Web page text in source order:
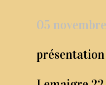
05 novembre
présentation